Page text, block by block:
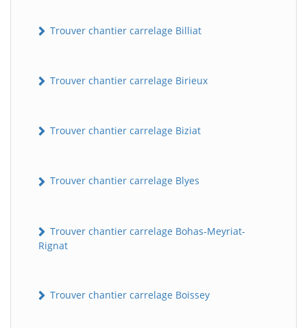
Trouver chantier carrelage Billiat
Trouver chantier carrelage Birieux
Trouver chantier carrelage Biziat
Trouver chantier carrelage Blyes
Trouver chantier carrelage Bohas-Meyriat-
Rignat
Trouver chantier carrelage Boissey